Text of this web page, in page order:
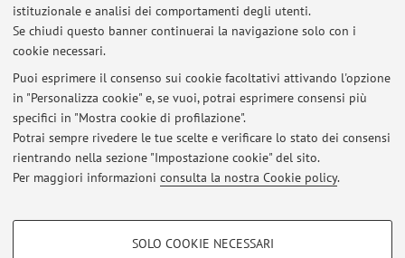
istituzionale e analisi dei comportamenti degli utenti.
Se chiudi questo banner continuerai la navigazione solo con i
cookie necessari.
Puoi esprimere il consenso sui cookie facoltativi attivando l'opzione
in "Personalizza cookie" e, se vuoi, potrai esprimere consensi più
specifici in "Mostra cookie di profilazione".
Potrai sempre rivedere le tue scelte e verificare lo stato dei consensi
rientrando nella sezione "Impostazione cookie" del sito.
Per maggiori informazioni consulta la nostra Cookie policy.
COOKIE DI PROFILAZIONE - FACOLTATIVI
SOLO COOKIE NECESSARI
Pubblicato il: 03 agosto 2022
Ultimi avvisi
Ricevimento studenti
Pubblicato il: 03 agosto 2022